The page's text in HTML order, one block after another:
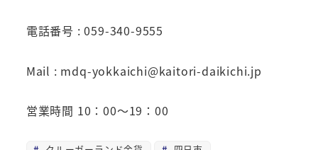
電話番号 : 059-340-9555
Mail : mdq-yokkaichi@kaitori-daikichi.jp
営業時間 10：00～19：00